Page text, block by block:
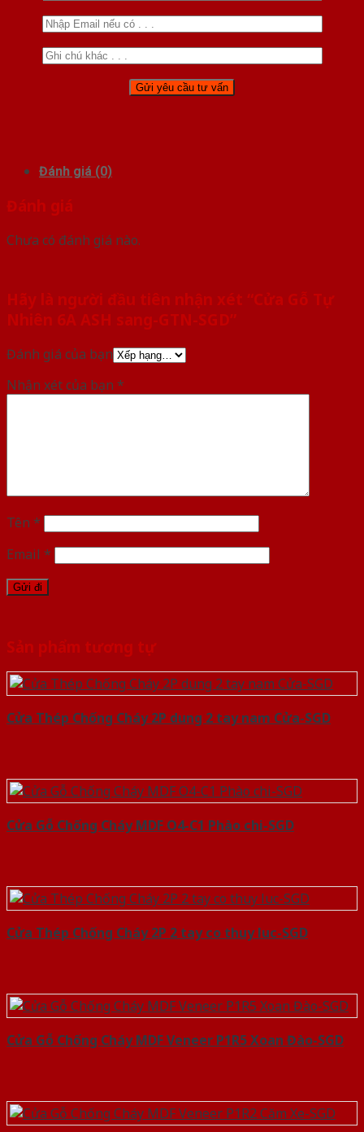
Đánh giá (0)
Đánh giá
Chưa có đánh giá nào.
Hãy là người đầu tiên nhận xét “Cửa Gỗ Tự
Nhiên 6A ASH sang-GTN-SGD”
Đánh giá của bạn
Nhận xét của bạn *
Tên *
Email *
Sản phẩm tương tự
Cửa Thép Chống Cháy 2P dung 2 tay nam Cửa-SGD
Cửa Gỗ Chống Cháy MDF O4-C1 Phào chi-SGD
Cửa Thép Chống Cháy 2P 2 tay co thuy luc-SGD
Cửa Gỗ Chống Cháy MDF Veneer P1R5 Xoan Đào-SGD